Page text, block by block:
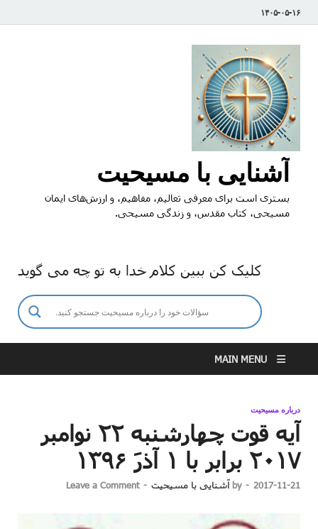
۱۴۰۵-۰۵-۱۶
آشنایی با مسیحیت
بستری است برای معرفی تعالیم، مفاهیم، و ارزش‌های ایمان
مسیحی، کتاب مقدس، و زندگی مسیحی.
کلیک کن ببین کلام خدا به تو چه می گوید
MAIN MENU
درباره مسیحیت
آیه قوت چهارشنبه ۲۲ نوامبر
۲۰۱۷ برابر با ۱ آذرَ ۱۳۹۶
2017-11-21
-
by آشنایی با مسیحیت -
Leave a Comment